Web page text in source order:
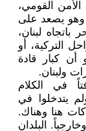
القومي،
وهو يصعد على
لبنان،
التركية، أو
أن كبار قادة
ولبنان.
في الكلام
يتدخلوا في
هنا وهناك.
البلدان